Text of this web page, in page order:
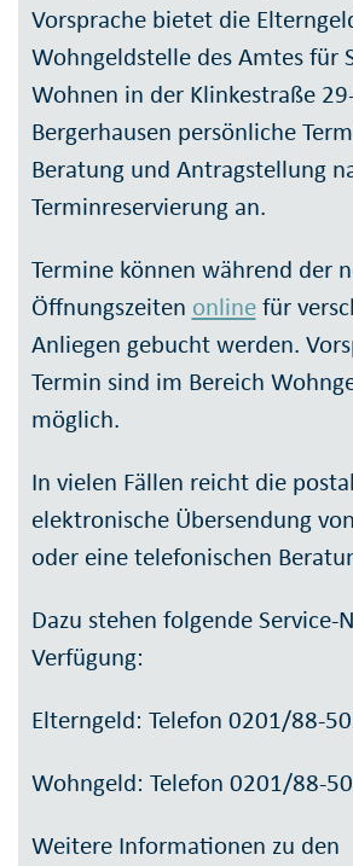
Vorsprache bietet die
Wohngeldstelle des Amtes für
Wohnen in der Klinkestraße
Bergerhausen persönliche
Beratung und Antragstellung
Terminreservierung an.
Termine können während der
Öffnungszeiten onlinefür
Anliegen gebucht werden.
Termin sind im Bereich
möglich.
In vielen Fällen reicht die
elektronische Übersendung
oder eine telefonischen
Dazu stehen folgende Service-
Verfügung:
Elterngeld: Telefon 0201/88-
Wohngeld: Telefon 0201/88-
Weitere Informationen zu den